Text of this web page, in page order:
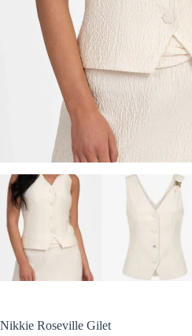
Nikkie Roseville Gilet